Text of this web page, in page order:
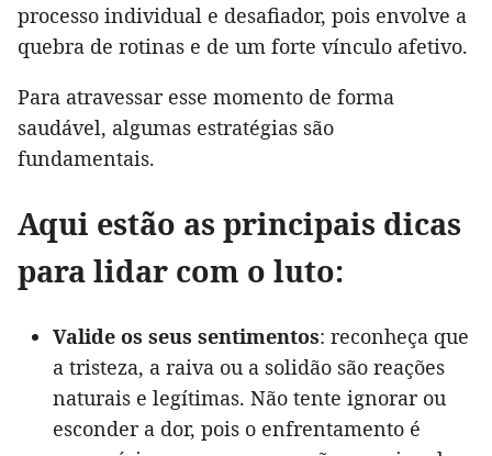
processo individual e desafiador, pois envolve a
quebra de rotinas e de um forte vínculo afetivo.
Para atravessar esse momento de forma
saudável, algumas estratégias são
fundamentais.
Aqui estão as principais dicas
para lidar com o luto:
Valide os seus sentimentos: reconheça que
a tristeza, a raiva ou a solidão são reações
naturais e legítimas. Não tente ignorar ou
esconder a dor, pois o enfrentamento é